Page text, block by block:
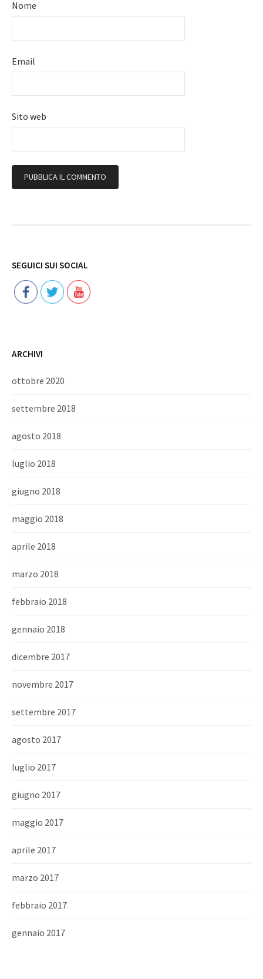
Nome
Email
Sito web
SEGUICI SUI SOCIAL
ARCHIVI
ottobre 2020
settembre 2018
agosto 2018
luglio 2018
giugno 2018
maggio 2018
aprile 2018
marzo 2018
febbraio 2018
gennaio 2018
dicembre 2017
novembre 2017
settembre 2017
agosto 2017
luglio 2017
giugno 2017
maggio 2017
aprile 2017
marzo 2017
febbraio 2017
gennaio 2017